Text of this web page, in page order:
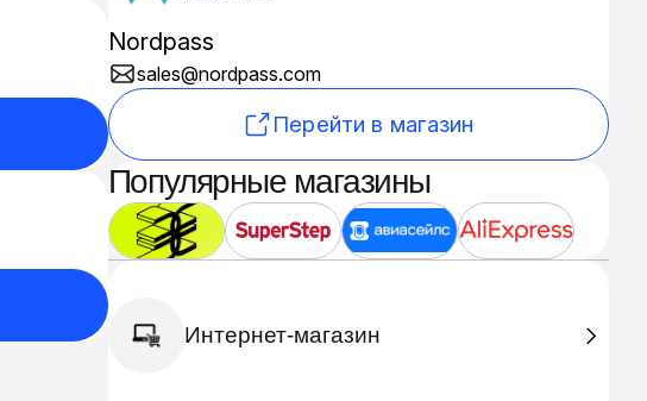
Nordpass
sales@nordpass.com
Перейти в магазин
Популярные магазины
Интернет-магазин